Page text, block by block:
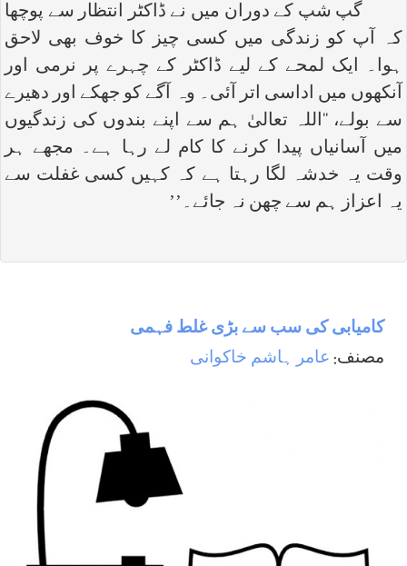
گپ شپ کے دوران میں نے ڈاکٹر انتظار سے پوچھا
کہ آپ کو زندگی میں کسی چیز کا خوف بھی لاحق
ہوا۔ ایک لمحے کے لیے ڈاکٹر کے چہرے پر نرمی اور
آنکھوں میں اداسی اتر آئی۔ وہ آگے کو جھکے اور دھیرے
سے بولے، ‘‘اللہ تعالیٰ ہم سے اپنے بندوں کی زندگیوں
میں آسانیاں پیدا کرنے کا کام لے رہا ہے۔ مجھے ہر
وقت یہ خدشہ لگا رہتا ہے کہ کہیں کسی غفلت سے
یہ اعزاز ہم سے چھن نہ جائے۔’’
کامیابی کی سب سے بڑی غلط فہمی
مصنف: عامر ہاشم خاکوانی